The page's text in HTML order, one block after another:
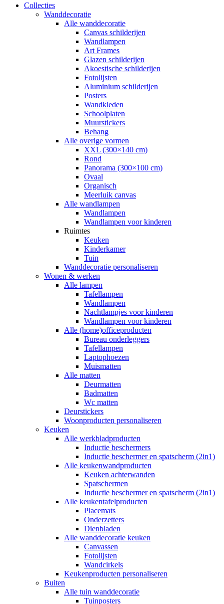
Collecties
Wanddecoratie
Alle wanddecoratie
Canvas schilderijen
Wandlampen
Art Frames
Glazen schilderijen
Akoestische schilderijen
Fotolijsten
Aluminium schilderijen
Posters
Wandkleden
Schoolplaten
Muurstickers
Behang
Alle overige vormen
XXL (300×140 cm)
Rond
Panorama (300×100 cm)
Ovaal
Organisch
Meerluik canvas
Alle wandlampen
Wandlampen
Wandlampen voor kinderen
Ruimtes
Keuken
Kinderkamer
Tuin
Wanddecoratie personaliseren
Wonen & werken
Alle lampen
Tafellampen
Wandlampen
Nachtlampjes voor kinderen
Wandlampen voor kinderen
Alle (home)officeproducten
Bureau onderleggers
Tafellampen
Laptophoezen
Muismatten
Alle matten
Deurmatten
Badmatten
Wc matten
Deurstickers
Woonproducten personaliseren
Keuken
Alle werkbladproducten
Inductie beschermers
Inductie beschermer en spatscherm (2in1)
Alle keukenwandproducten
Keuken achterwanden
Spatschermen
Inductie beschermer en spatscherm (2in1)
Alle keukentafelproducten
Placemats
Onderzetters
Dienbladen
Alle wanddecoratie keuken
Canvassen
Fotolijsten
Wandcirkels
Keukenproducten personaliseren
Buiten
Alle tuin wanddecoratie
Tuinposters